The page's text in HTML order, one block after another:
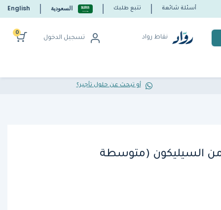
أسئلة شائعة تتبع طلبك السعودية English
نقاط رواد تسجيل الدخول
0
أو تبحث عن حلول تأجير؟
السيليكون (متوسطة